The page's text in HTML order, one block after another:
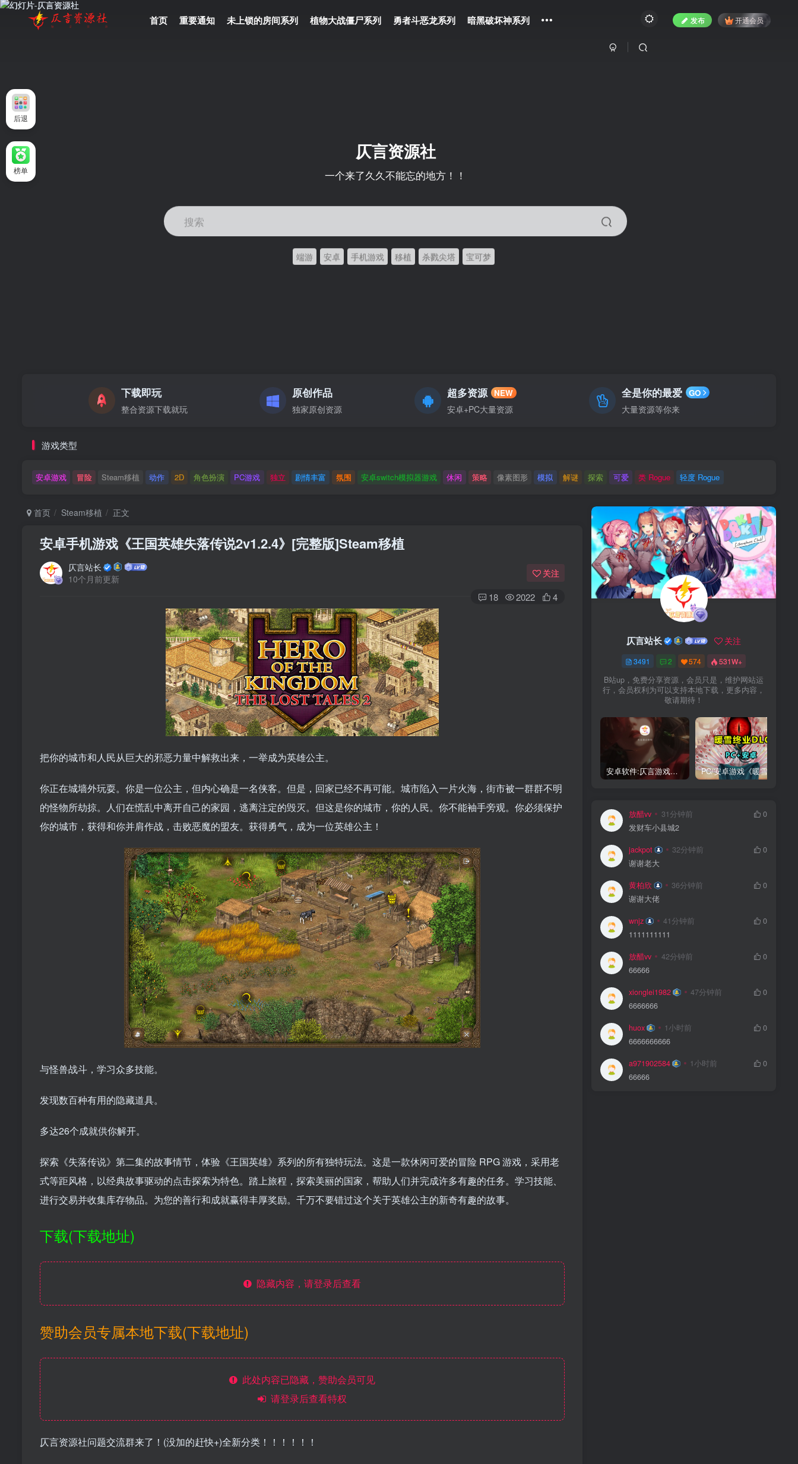
首页 重要通知 未上锁的房间系列 植物大战僵尸系列 勇者斗恶龙系列 暗黑破坏神系列 发布 开通会员
仄言资源社
一个来了久久不能忘的地方！！
搜索
端游 安卓 手机游戏 移植 杀戮尖塔 宝可梦
下载即玩
整合资源下载就玩
原创作品
独家原创资源
超多资源 NEW
安卓+PC大量资源
全是你的最爱 GO
大量资源等你来
游戏类型
安卓游戏 冒险 Steam移植 动作 2D 角色扮演 PC游戏 独立 剧情丰富 氛围 安卓switch模拟器游戏 休闲 策略 像素图形 模拟 解谜 探索 可爱 类 Rogue 轻度 Rogue
首页 Steam移植 正文
安卓手机游戏《王国英雄失落传说2v1.2.4》[完整版]Steam移植
仄言站长
10个月前更新
关注
18 2022 4
把你的城市和人民从巨大的邪恶力量中解救出来，一举成为英雄公主。
你正在城墙外玩耍。你是一位公主，但内心确是一名侠客。但是，回家已经不再可能。城市陷入一片火海，街市被一群群不明
的怪物所劫掠。人们在慌乱中离开自己的家园，逃离注定的毁灭。但这是你的城市，你的人民。你不能袖手旁观。你必须保护
你的城市，获得和你并肩作战，击败恶魔的盟友。获得勇气，成为一位英雄公主！
与怪兽战斗，学习众多技能。
发现数百种有用的隐藏道具。
多达26个成就供你解开。
探索《失落传说》第二集的故事情节，体验《王国英雄》系列的所有独特玩法。这是一款休闲可爱的冒险 RPG 游戏，采用老
式等距风格，以经典故事驱动的点击探索为特色。踏上旅程，探索美丽的国家，帮助人们并完成许多有趣的任务。学习技能、
进行交易并收集库存物品。为您的善行和成就赢得丰厚奖励。千万不要错过这个关于英雄公主的新奇有趣的故事。
下载(下载地址)
隐藏内容，请登录后查看
赞助会员专属本地下载(下载地址)
此处内容已隐藏，赞助会员可见
请登录后查看特权
仄言资源社问题交流群来了！(没加的赶快+)全新分类！！！！！！
仄言站长 关注
3491 2 574 531W+
B站up，免费分享资源，会员只是，维护网站运
行，会员权利为可以支持本地下载，更多内容，
敬请期待！
安卓软件:仄言游戏库4.0APP全新上架了！没有下的赶紧下载呀！
放醋vv 31分钟前
0
发财车小县城2
jackpot 32分钟前
0
谢谢老大
黄柏欣 36分钟前
0
谢谢大佬
wnjz 41分钟前
0
1111111111
放醋vv 42分钟前
0
66666
xionglei1982 47分钟前
0
6666666
huox 1小时前
0
6666666666
a971902584 1小时前
0
66666
后退
榜单